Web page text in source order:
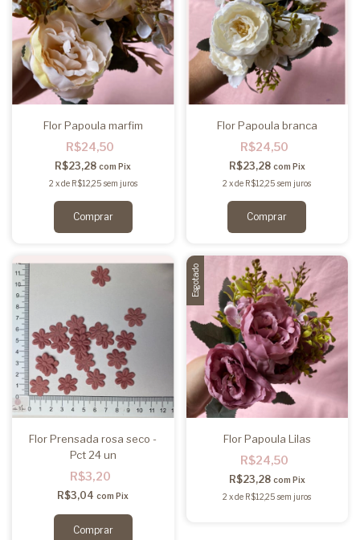
Flor Papoula marfim
R$24,50
R$23,28com Pix
2 xde R$12,25 sem juros
Flor Papoula branca
R$24,50
R$23,28 com Pix
2 xde R$12,25 sem juros
Flor Prensada rosa seco -
Pct 24 un
R$3,20
R$3,04com Pix
Esgotado
Flor Papoula Lilas
R$24,50
R$23,28 com Pix
2 xde R$12,25 sem juros